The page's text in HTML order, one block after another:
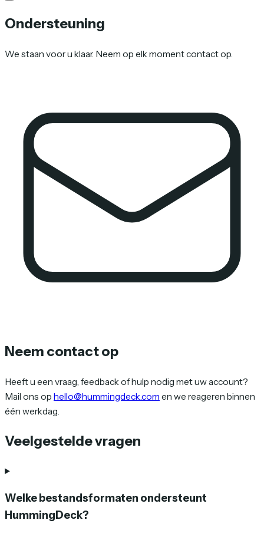
Ondersteuning
We staan voor u klaar. Neem op elk moment contact op.
Neem contact op
Heeft u een vraag, feedback of hulp nodig met uw account?
Mail ons op hello@hummingdeck.com en we reageren binnen
één werkdag.
Veelgestelde vragen
Welke bestandsformaten ondersteunt
HummingDeck?